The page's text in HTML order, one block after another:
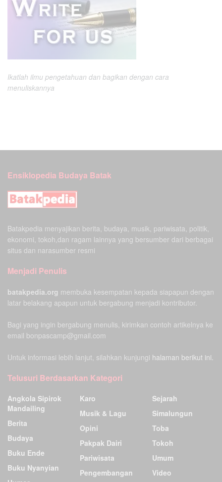
Ikatlah ilmu pengetahuan dan bagikan dengan cara
menuliskannya
Ensiklopedia Budaya Batak
Batakpedia menyajikan berita, budaya, musik, pariwisata, politik,
ekonomi, tokoh,dan ragam lainnya yang bersumber dari berbagai
situs dan narasumber resmi
Menjadi Penulis
batakpedia.org membuka kesempatan kepada siapapun dengan
latar belakang apapun untuk bergabung menjadi kontributor.
Bagi yang ingin bergabung menulis, kirimkan contoh artikelnya ke
email bonpascamp@gmail.com
Untuk informasi lebih lanjut, silahkan kunjungi halaman berikut ini.
Telusuri Berdasarkan Kategori
Angkola Sipirok
Mandailing
Berita
Budaya
Buku Ende
Buku Nyanyian
Karo
Musik & Lagu
Opini
Pakpak Dairi
Pariwisata
Pengembangan
Sejarah
Simalungun
Toba
Tokoh
Umum
Video